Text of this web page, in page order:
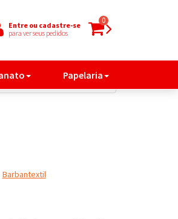
Entre ou cadastre-se
para ver seus pedidos
0
Papelaria
Barbantextil